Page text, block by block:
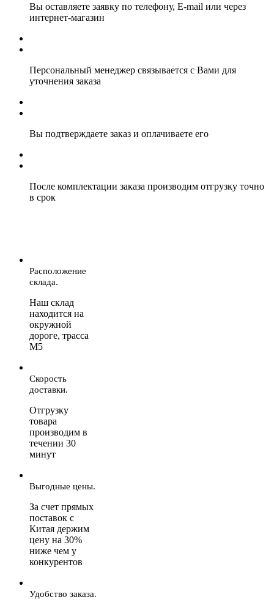
Вы оставляете заявку по телефону, E-mail или через
интернет-магазин
Персональный менеджер связывается с Вами для
уточнения заказа
Вы подтверждаете заказ и оплачиваете его
После комплектации заказа производим отгрузку точно
в срок
Расположение
склада.
Наш склад
находится на
окружной
дороге, трасса
М5
Скорость
доставки.
Отгрузку
товара
производим в
течении 30
минут
Выгодные цены.
За счет прямых
поставок с
Китая держим
цену на 30%
ниже чем у
конкурентов
Удобство заказа.